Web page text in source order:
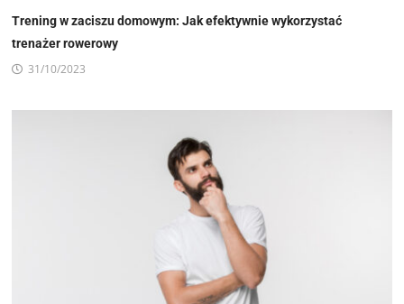
Trening w zaciszu domowym: Jak efektywnie wykorzystać
trenażer rowerowy
31/10/2023